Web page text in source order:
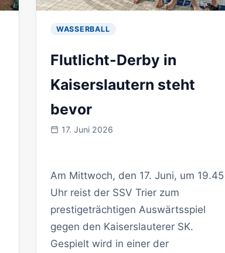
WASSERBALL
Flutlicht-Derby in
Kaiserslautern steht
bevor
Veranstaltung
17. Juni 2026
Am Mittwoch, den 17. Juni, um 19.45
Uhr reist der SSV Trier zum
prestigeträchtigen Auswärtsspiel
gegen den Kaiserslauterer SK.
Gespielt wird in einer der